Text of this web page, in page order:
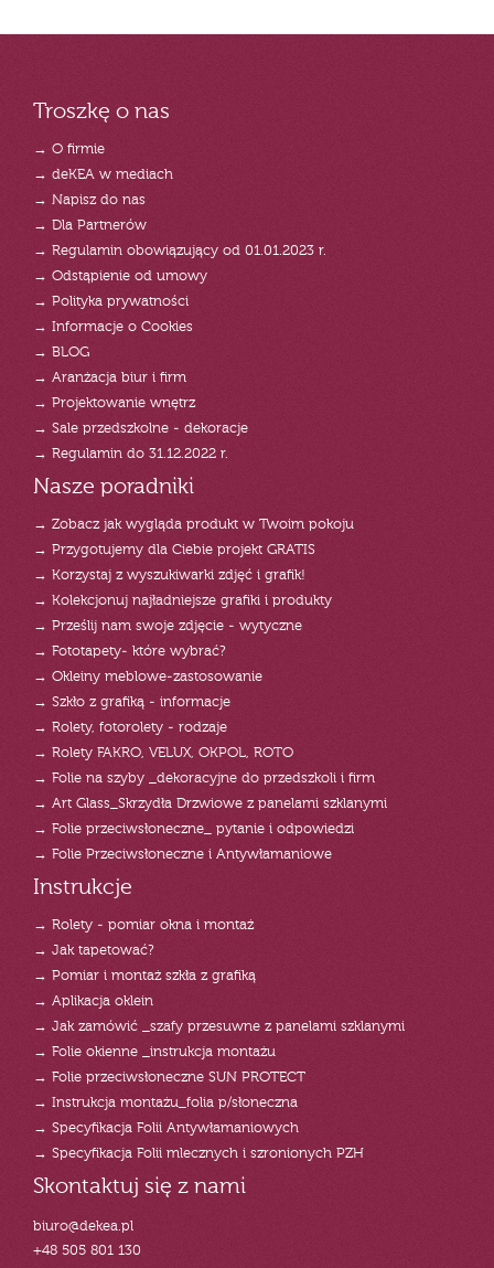
Troszkę o nas
→ O firmie
→ deKEA w mediach
→ Napisz do nas
→ Dla Partnerów
→ Regulamin obowiązujący od 01.01.2023 r.
→ Odstąpienie od umowy
→ Polityka prywatności
→ Informacje o Cookies
→ BLOG
→ Aranżacja biur i firm
→ Projektowanie wnętrz
→ Sale przedszkolne - dekoracje
→ Regulamin do 31.12.2022 r.
Nasze poradniki
→ Zobacz jak wygląda produkt w Twoim pokoju
→ Przygotujemy dla Ciebie projekt GRATIS
→ Korzystaj z wyszukiwarki zdjęć i grafik!
→ Kolekcjonuj najładniejsze grafiki i produkty
→ Prześlij nam swoje zdjęcie - wytyczne
→ Fototapety- które wybrać?
→ Okleiny meblowe-zastosowanie
→ Szkło z grafiką - informacje
→ Rolety, fotorolety - rodzaje
→ Rolety FAKRO, VELUX, OKPOL, ROTO
→ Folie na szyby _dekoracyjne do przedszkoli i firm
→ Art Glass_Skrzydła Drzwiowe z panelami szklanymi
→ Folie przeciwsłoneczne_ pytanie i odpowiedzi
→ Folie Przeciwsłoneczne i Antywłamaniowe
Instrukcje
→ Rolety - pomiar okna i montaż
→ Jak tapetować?
→ Pomiar i montaż szkła z grafiką
→ Aplikacja oklein
→ Jak zamówić _szafy przesuwne z panelami szklanymi
→ Folie okienne _instrukcja montażu
→ Folie przeciwsłoneczne SUN PROTECT
→ Instrukcja montażu_folia p/słoneczna
→ Specyfikacja Folii Antywłamaniowych
→ Specyfikacja Folii mlecznych i szronionych PZH
Skontaktuj się z nami
biuro@dekea.pl
+48 505 801 130